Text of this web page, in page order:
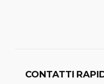
CONTATTI